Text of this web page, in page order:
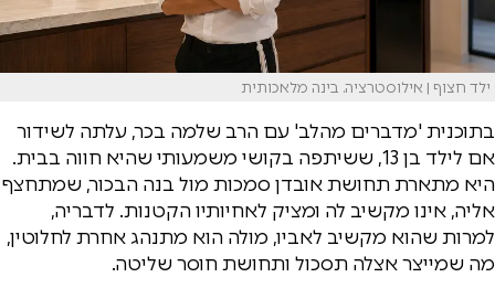
ילד חצוף | אילוסטרציה. בינה מלאכותית
בתוכנית 'מדברים מהלב' עם הרב שלמה בכר, עלתה לשידור
אם לילד בן 13, ששיתפה בקושי משמעותי שהיא חווה בבית.
היא מתארת תחושת אובדן סמכות מול בנה הבכור, שמתחצף
אליה, אינו מקשיב לה ומציק לאחיותיו הקטנות. לדבריה,
למרות שהוא מקשיב לאביו, מולה הוא מתנהג אחרת לחלוטין,
מה שמייצר אצלה תסכול ותחושת חוסר שליטה.